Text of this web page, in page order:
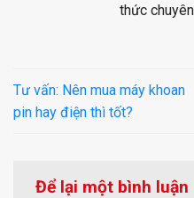
thức
Tư vấn: Nên mua máy khoan
pin hay điện thì tốt?
Để lại một bình luận